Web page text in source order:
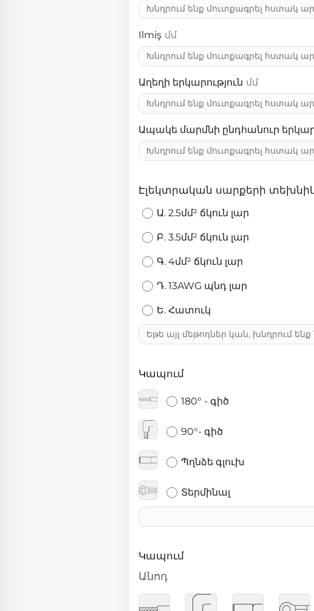
Ilmiş մմ
Աղեղի երկարություն մմ
Ապակե մարմնի ընդհանուր
Էլեկտրական սարքերի
Ա. 2.5մմ² ճկուն լար
Բ. 3.5մմ² ճկուն լար
Գ. 4մմ² ճկուն լար
Դ. 13AWG պնդ լար
Ե. Հատուկ
Կապում
180° - գիծ
90°- գիծ
Պղնձե գլուխ
Տերմինալ
Կապում
Անոդ